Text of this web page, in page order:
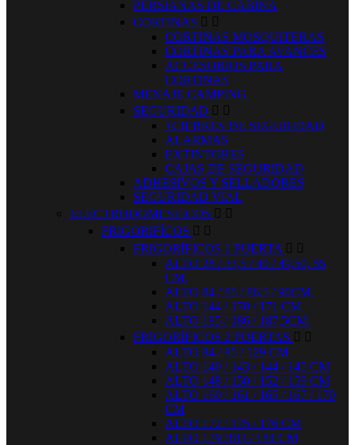
PERSIANAS DE CABINA
CORTINAS  
CORTINAS MOSQUITERAS
CORTINAS PARA AVANCES
ACCESORIOS PARA
CORTINAS
MENAJE CAMPING
SEGURIDAD  
+CIERRES DE SEGURIDAD
ALARMAS
EXTINTORES
CAJAS DE SEGURIDAD
ADHESIVOS Y SELLADORES
SEGURIDAD VIAL
ELECTRODOMESTICOS  
FRIGORIFÍCOS  
FRIGORÍFICOS 1 PUERTA  
ALTO 28 / 33,5 / 40 / 49,50, 55
CM.
ALTO 84 / 85 / 86,5 / 90CM.
ALTO 144 / 170 / 171 CM
ALTO 185 / 186 / 187,5CM.
FRIGORÍFICOS 2 PUERTAS  
ALTO 84 / 85 / 129 CM
ALTO 140 / 143 / 144 / 145 CM
ALTO 148 / 150 / 152 / 159 CM
ALTO 160 / 161 / 165 / 167 / 170
CM
ALTO 172 / 175 / 176 CM
ALTO 179 /183 / 184 CM